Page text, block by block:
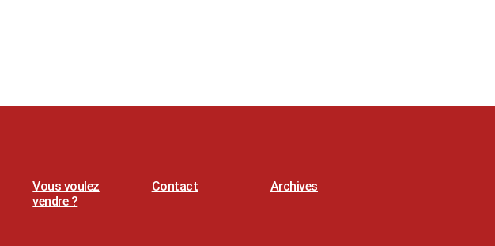
Vous voulez
vendre ?
Contact Archives